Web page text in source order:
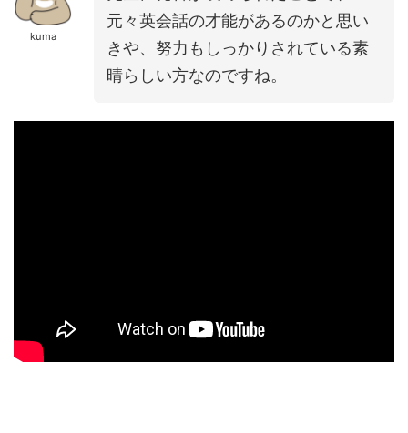
kuma
元々英会話の才能があるのかと思い
きや、努力もしっかりされている素
晴らしい方なのですね。